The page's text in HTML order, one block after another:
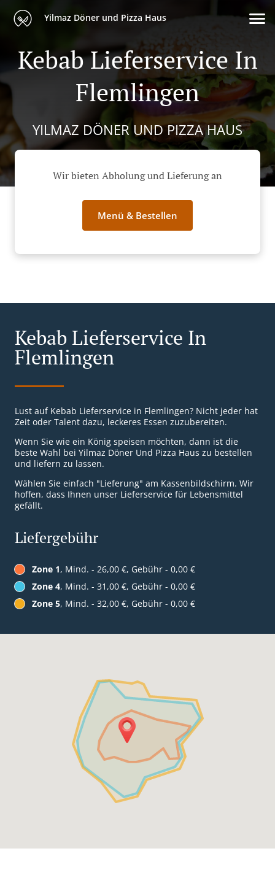
Yilmaz Döner und Pizza Haus
Kebab Lieferservice In
Flemlingen
YILMAZ DÖNER UND PIZZA HAUS
Wir bieten Abholung und Lieferung an
Menü & Bestellen
Kebab Lieferservice In
Flemlingen
Lust auf Kebab Lieferservice in Flemlingen? Nicht jeder hat
Zeit oder Talent dazu, leckeres Essen zuzubereiten.
Wenn Sie wie ein König speisen möchten, dann ist die
beste Wahl bei Yilmaz Döner Und Pizza Haus zu bestellen
und liefern zu lassen.
Wählen Sie einfach "Lieferung" am Kassenbildschirm. Wir
hoffen, dass Ihnen unser Lieferservice für Lebensmittel
gefällt.
Liefergebühr
Zone 1, Mind. - 26,00 €, Gebühr - 0,00 €
Zone 4, Mind. - 31,00 €, Gebühr - 0,00 €
Zone 5, Mind. - 32,00 €, Gebühr - 0,00 €